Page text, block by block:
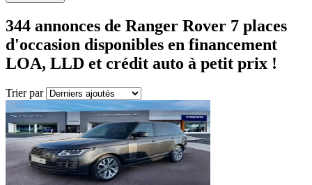
344 annonces de Ranger Rover 7 places
d'occasion disponibles en financement
LOA, LLD et crédit auto à petit prix !
Trier par